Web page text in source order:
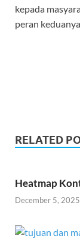
kepada
peran
RELATED
Heatmap
December 5, 2025